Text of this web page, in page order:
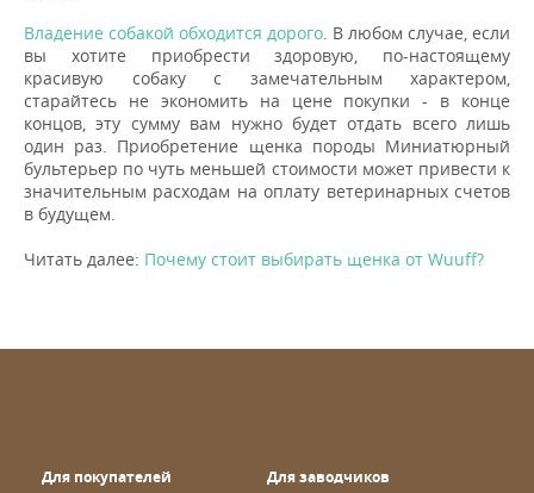
Владение собакой обходится дорого. В любом случае, если
вы хотите приобрести здоровую, по-настоящему
красивую собаку с замечательным характером,
старайтесь не экономить на цене покупки - в конце
концов, эту сумму вам нужно будет отдать всего лишь
один раз. Приобретение щенка породы Миниатюрный
бультерьер по чуть меньшей стоимости может привести к
значительным расходам на оплату ветеринарных счетов
в будущем.
Читать далее: Почему стоит выбирать щенка от Wuuff?
Для покупателей
Для заводчиков